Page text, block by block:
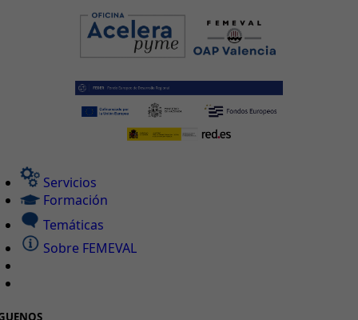
Servicios
Formación
Temáticas
Sobre FEMEVAL